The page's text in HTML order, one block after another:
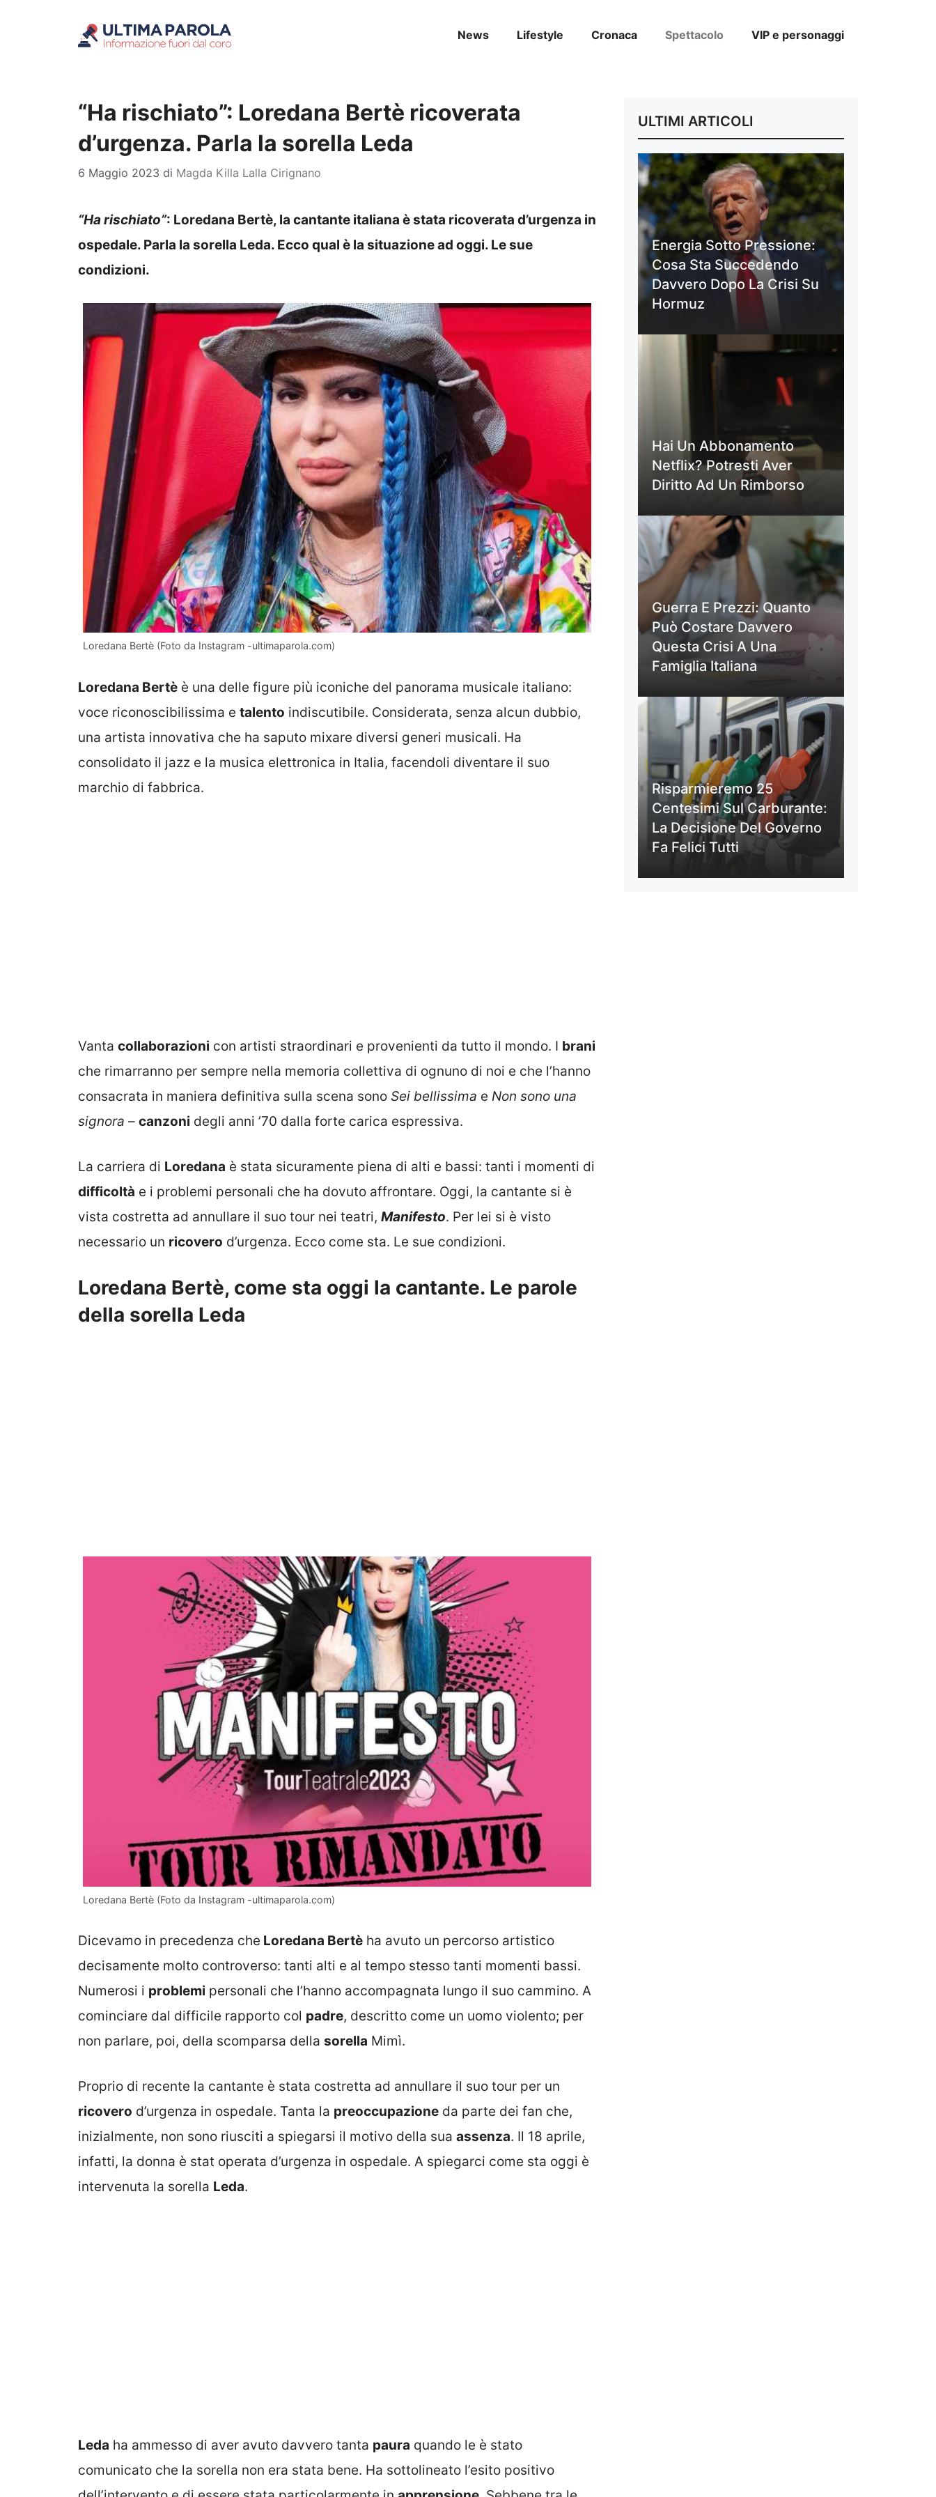
News Lifestyle Cronaca Spettacolo VIP e personaggi
“Ha rischiato”: Loredana Bertè ricoverata
d’urgenza. Parla la sorella Leda
6 Maggio 2023 di Magda Killa Lalla Cirignano
“Ha rischiato”: Loredana Bertè, la cantante italiana è stata ricoverata d’urgenza in
ospedale. Parla la sorella Leda. Ecco qual è la situazione ad oggi. Le sue
condizioni.
Loredana Bertè (Foto da Instagram -ultimaparola.com)
Loredana Bertè è una delle figure più iconiche del panorama musicale italiano:
voce riconoscibilissima e talento indiscutibile. Considerata, senza alcun dubbio,
una artista innovativa che ha saputo mixare diversi generi musicali. Ha
consolidato il jazz e la musica elettronica in Italia, facendoli diventare il suo
marchio di fabbrica.
Vanta collaborazioni con artisti straordinari e provenienti da tutto il mondo. I brani
che rimarranno per sempre nella memoria collettiva di ognuno di noi e che l’hanno
consacrata in maniera definitiva sulla scena sono Sei bellissima e Non sono una
signora – canzoni degli anni ’70 dalla forte carica espressiva.
La carriera di Loredana è stata sicuramente piena di alti e bassi: tanti i momenti di
difficoltà e i problemi personali che ha dovuto affrontare. Oggi, la cantante si è
vista costretta ad annullare il suo tour nei teatri, Manifesto. Per lei si è visto
necessario un ricovero d’urgenza. Ecco come sta. Le sue condizioni.
Loredana Bertè, come sta oggi la cantante. Le parole
della sorella Leda
Loredana Bertè (Foto da Instagram -ultimaparola.com)
Dicevamo in precedenza che Loredana Bertè ha avuto un percorso artistico
decisamente molto controverso: tanti alti e al tempo stesso tanti momenti bassi.
Numerosi i problemi personali che l’hanno accompagnata lungo il suo cammino. A
cominciare dal difficile rapporto col padre, descritto come un uomo violento; per
non parlare, poi, della scomparsa della sorella Mimì.
Proprio di recente la cantante è stata costretta ad annullare il suo tour per un
ricovero d’urgenza in ospedale. Tanta la preoccupazione da parte dei fan che,
inizialmente, non sono riusciti a spiegarsi il motivo della sua assenza. Il 18 aprile,
infatti, la donna è stat operata d’urgenza in ospedale. A spiegarci come sta oggi è
intervenuta la sorella Leda.
Leda ha ammesso di aver avuto davvero tanta paura quando le è stato
comunicato che la sorella non era stata bene. Ha sottolineato l’esito positivo
ULTIMI ARTICOLI
Energia Sotto Pressione:
Cosa Sta Succedendo
Davvero Dopo La Crisi Su
Hormuz
Hai Un Abbonamento
Netflix? Potresti Aver
Diritto Ad Un Rimborso
Guerra E Prezzi: Quanto
Può Costare Davvero
Questa Crisi A Una
Famiglia Italiana
Risparmieremo 25
Centesimi Sul Carburante:
La Decisione Del Governo
Fa Felici Tutti